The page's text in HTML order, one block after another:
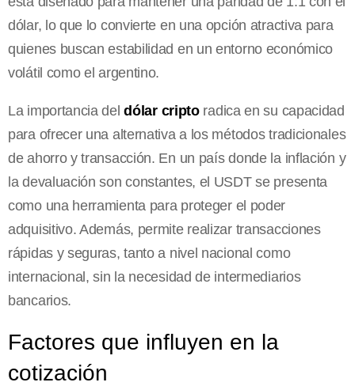
dólar, lo que lo convierte en una opción atractiva para
quienes buscan estabilidad en un entorno económico
volátil como el argentino.
La importancia deldólar criptoradica en su capacidad
para ofrecer una alternativa a los métodos tradicionales
de ahorro y transacción. En un país donde la inflación y
la devaluación son constantes, el USDT se presenta
como una herramienta para proteger el poder
adquisitivo. Además, permite realizar transacciones
rápidas y seguras, tanto a nivel nacional como
internacional, sin la necesidad de intermediarios
bancarios.
Factores que influyen en la
cotización